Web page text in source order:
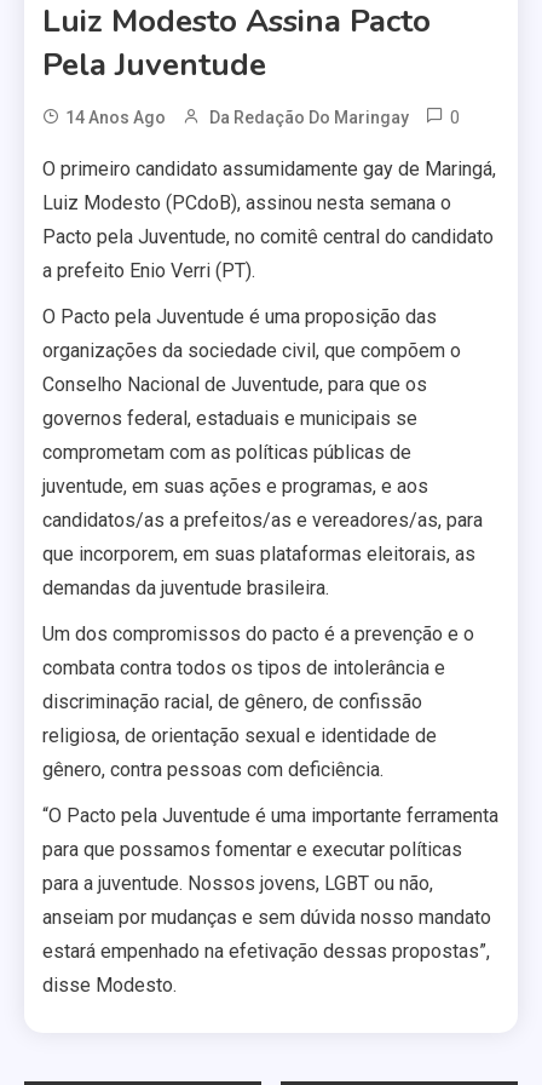
Luiz Modesto Assina Pacto
Pela Juventude
14 Anos Ago Da Redação Do Maringay 0
O primeiro candidato assumidamente gay de Maringá,
Luiz Modesto (PCdoB), assinou nesta semana o
Pacto pela Juventude, no comitê central do candidato
a prefeito Enio Verri (PT).
O Pacto pela Juventude é uma proposição das
organizações da sociedade civil, que compõem o
Conselho Nacional de Juventude, para que os
governos federal, estaduais e municipais se
comprometam com as políticas públicas de
juventude, em suas ações e programas, e aos
candidatos/as a prefeitos/as e vereadores/as, para
que incorporem, em suas plataformas eleitorais, as
demandas da juventude brasileira.
Um dos compromissos do pacto é a prevenção e o
combata contra todos os tipos de intolerância e
discriminação racial, de gênero, de confissão
religiosa, de orientação sexual e identidade de
gênero, contra pessoas com deficiência.
“O Pacto pela Juventude é uma importante ferramenta
para que possamos fomentar e executar políticas
para a juventude. Nossos jovens, LGBT ou não,
anseiam por mudanças e sem dúvida nosso mandato
estará empenhado na efetivação dessas propostas”,
disse Modesto.